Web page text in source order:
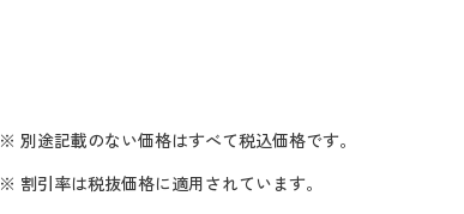
※ 別途記載のない価格はすべて税込価格です。
※ 割引率は税抜価格に適用されています。